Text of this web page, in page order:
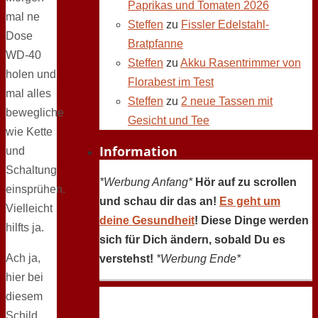
mal ne
Dose
WD-40
holen und
mal alles
bewegliche
wie Kette
und
Schaltung
einsprühen.
Vielleicht
hilfts ja.
Ach ja,
hier bei
diesem
Schild
Paprikas und Tomaten 2026
Steffen zu Fissler Edelstahl-
Bratpfanne
Steffen zu Akku Rasentrimmer von
Florabest im Test
Steffen zu 2 neue Tassen mit
Gesicht und Tee
Information
*Werbung Anfang* Hör auf zu scrollen
und schau dir das an! Es geht um
deine Gesundheit! Diese Dinge werden
sich für Dich ändern, sobald Du es
verstehst! *Werbung Ende*